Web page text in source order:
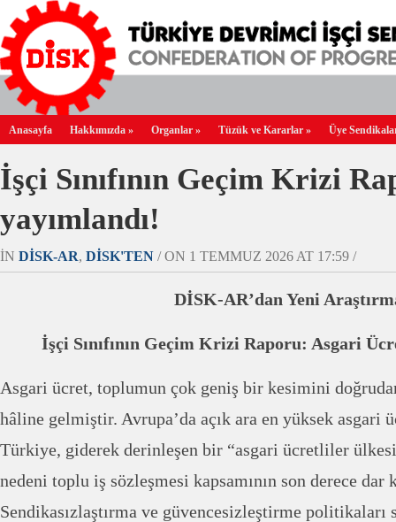
Anasayfa Hakkımızda » Organlar » Tüzük ve Kararlar » Üye
İşçi Sınıfının Geçim Krizi
yayımlandı!
IN DİSK-AR, DİSK'TEN / ON 1 TEMMUZ 2026 AT 17:59 /
DİSK-AR’dan Yeni
İşçi Sınıfının Geçim Krizi Raporu: Asgari
Asgari ücret, toplumun çok geniş bir kesimini
hâline gelmiştir. Avrupa’da açık ara en yüksek asgari
Türkiye, giderek derinleşen bir “asgari ücretliler
nedeni toplu iş sözleşmesi kapsamının son derece dar
Sendikasızlaştırma ve güvencesizleştirme politikaları